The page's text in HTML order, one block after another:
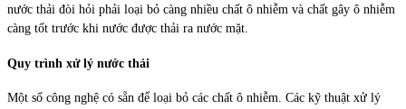
nước thải đòi hỏi phải loại bỏ càng nhiều chất ô nhiễm và chất gây ô nhiễm
càng tốt trước khi nước được thải ra nước mặt.
Quy trình xử lý nước thải
Một số công nghệ có sẵn để loại bỏ các chất ô nhiễm. Các kỹ thuật xử lý